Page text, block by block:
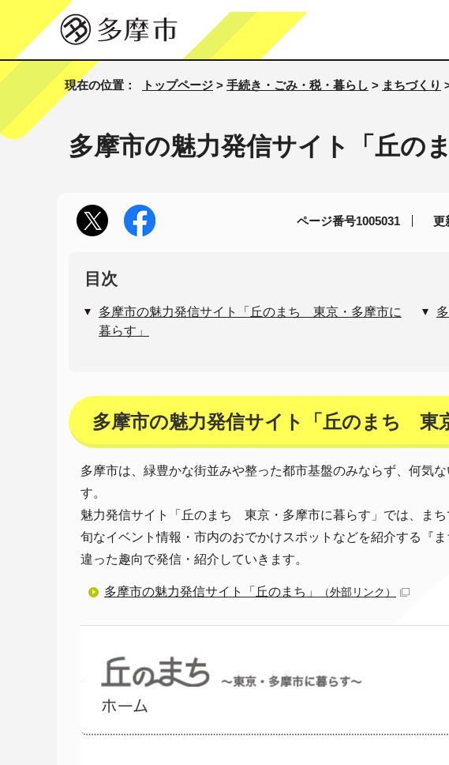
現在の位置： トップページ > 手続き・ごみ・税・暮らし > まちづくり
多摩市の魅力発信サイト「丘のま
ページ番号1005031 更
目次
多摩市の魅力発信サイト「丘のまち 東京・多摩市に
暮らす」
多摩市の魅力発信サイト「丘のまち 東
多摩市は、緑豊かな街並みや整った都市基盤のみならず、何気
す。
魅力発信サイト「丘のまち 東京・多摩市に暮らす」では、まち
旬なイベント情報・市内のおでかけスポットなどを紹介する『
違った趣向で発信・紹介していきます。
多摩市の魅力発信サイト「丘のまち」 （外部リンク）